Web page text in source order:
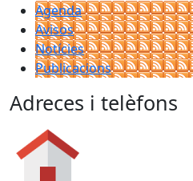
Agenda
Avisos
Notícies
Publicacions
Adreces i telèfons